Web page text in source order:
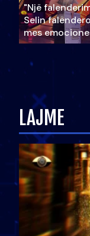
"Një
Selin
mes
LAJME